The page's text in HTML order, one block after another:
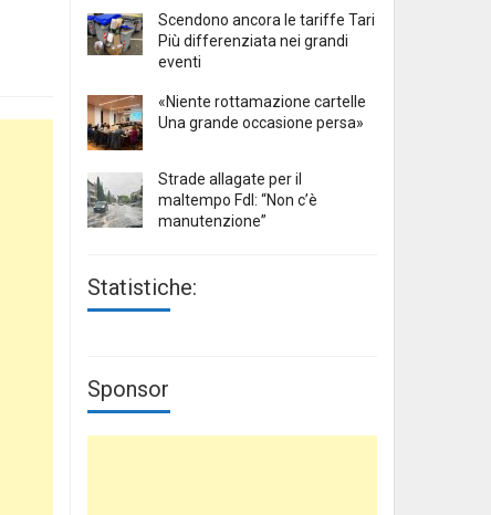
Scendono ancora le tariffe Tari
Più differenziata nei grandi
eventi
«Niente rottamazione cartelle
Una grande occasione persa»
Strade allagate per il
maltempo FdI: “Non c’è
manutenzione”
Statistiche:
Sponsor